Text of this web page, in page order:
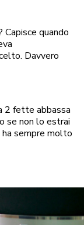
quando
Davvero
2 fette abbassa
se non lo estrai
ha sempre molto